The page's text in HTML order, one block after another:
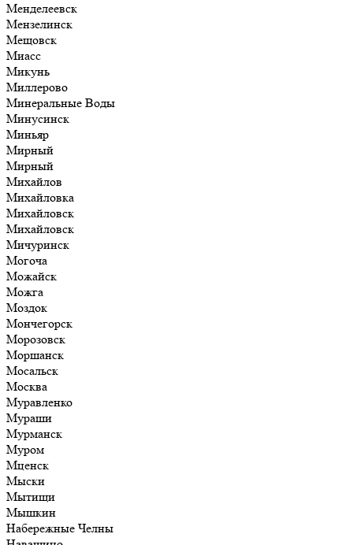
Менделеевск
Мензелинск
Мещовск
Миасс
Микунь
Миллерово
Минеральные Воды
Минусинск
Миньяр
Мирный
Мирный
Михайлов
Михайловка
Михайловск
Михайловск
Мичуринск
Могоча
Можайск
Можга
Моздок
Мончегорск
Морозовск
Моршанск
Мосальск
Москва
Муравленко
Мураши
Мурманск
Муром
Мценск
Мыски
Мытищи
Мышкин
Набережные Челны